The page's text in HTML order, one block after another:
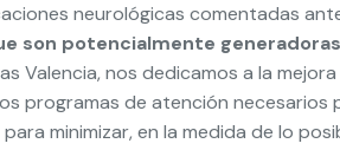
neurológicas comentadas
son potencialmente
Valencia, nos dedicamos a la
programas de atención
minimizar, en la medida de lo